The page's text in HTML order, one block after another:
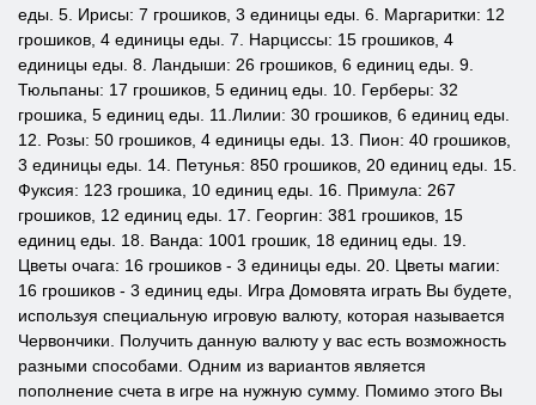
еды. 5. Ирисы: 7 грошиков, 3 единицы еды. 6. Маргаритки: 12
грошиков, 4 единицы еды. 7. Нарциссы: 15 грошиков, 4
единицы еды. 8. Ландыши: 26 грошиков, 6 единиц еды. 9.
Тюльпаны: 17 грошиков, 5 единиц еды. 10. Герберы: 32
грошика, 5 единиц еды. 11.Лилии: 30 грошиков, 6 единиц еды.
12. Розы: 50 грошиков, 4 единицы еды. 13. Пион: 40 грошиков,
3 единицы еды. 14. Петунья: 850 грошиков, 20 единиц еды. 15.
Фуксия: 123 грошика, 10 единиц еды. 16. Примула: 267
грошиков, 12 единиц еды. 17. Георгин: 381 грошиков, 15
единиц еды. 18. Ванда: 1001 грошик, 18 единиц еды. 19.
Цветы очага: 16 грошиков - 3 единицы еды. 20. Цветы магии:
16 грошиков - 3 единиц еды. Игра Домовята играть Вы будете,
используя специальную игровую валюту, которая называется
Червончики. Получить данную валюту у вас есть возможность
разными способами. Одним из вариантов является
пополнение счета в игре на нужную сумму. Помимо этого Вы